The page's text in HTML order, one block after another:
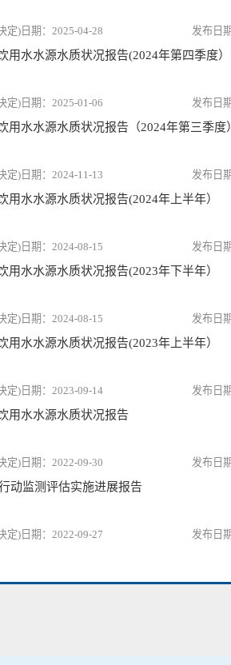
2025-04-28
用水水源水质状况报告(2024年第四季度）
2025-01-06
用水水源水质状况报告（2024年第三季度
2024-11-13
用水水源水质状况报告(2024年上半年）
2024-08-15
用水水源水质状况报告(2023年下半年）
2024-08-15
用水水源水质状况报告(2023年上半年）
2023-09-14
用水水源水质状况报告
2022-09-30
动监测评估实施进展报告
2022-09-27